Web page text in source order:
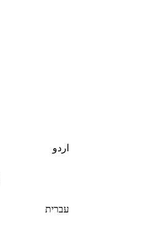
اردو
עברית